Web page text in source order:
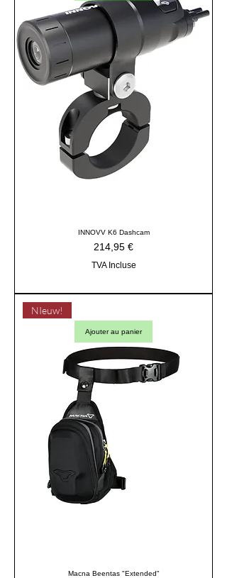
INNOVV K6 Dashcam
Prix
214,95 €
TVA Incluse
Ajouter au panier
NIeuw!
Macna Beentas "Extended"